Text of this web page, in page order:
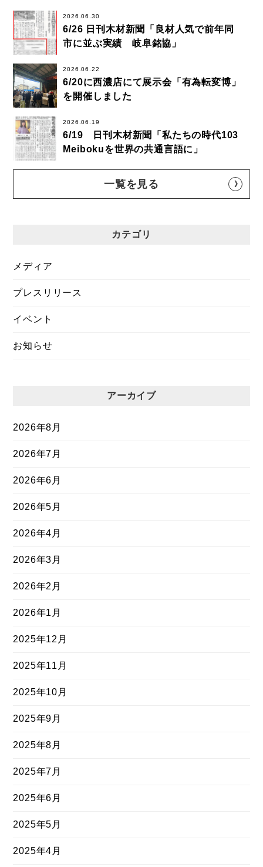
2026.06.30
6/26 日刊木材新聞「良材人気で前年同
市に並ぶ実績 岐阜銘協」
2026.06.22
6/20に西濃店にて展示会「有為転変博」
を開催しました
2026.06.19
6/19 日刊木材新聞「私たちの時代103
Meibokuを世界の共通言語に」
一覧を見る
カテゴリ
メディア
プレスリリース
イベント
お知らせ
アーカイブ
2026年8月
2026年7月
2026年6月
2026年5月
2026年4月
2026年3月
2026年2月
2026年1月
2025年12月
2025年11月
2025年10月
2025年9月
2025年8月
2025年7月
2025年6月
2025年5月
2025年4月